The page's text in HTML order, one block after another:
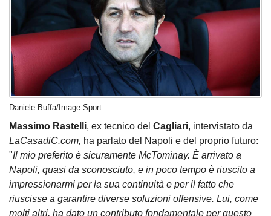
Daniele Buffa/Image Sport
Massimo Rastelli, ex tecnico del Cagliari, intervistato da
LaCasadiC.com, ha parlato del Napoli e del proprio futuro:
"Il mio preferito è sicuramente McTominay. È arrivato a
Napoli, quasi da sconosciuto, e in poco tempo è riuscito a
impressionarmi per la sua continuità e per il fatto che
riuscisse a garantire diverse soluzioni offensive. Lui, come
molti altri, ha dato un contributo fondamentale per questo